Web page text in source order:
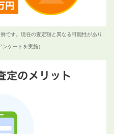
です。現在の査定額と異なる可能性があり
ケートを実施）